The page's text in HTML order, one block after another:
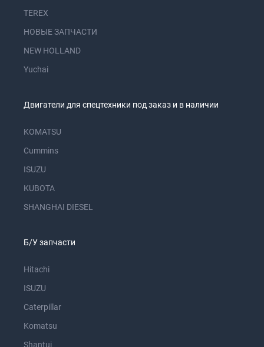
TEREX
НОВЫЕ ЗАПЧАСТИ
NEW HOLLAND
Yuchai
Двигатели для спецтехники под заказ и в наличии
KOMATSU
Cummins
ISUZU
KUBOTA
SHANGHAI DIESEL
Б/У запчасти
Hitachi
ISUZU
Caterpillar
Komatsu
Shantui